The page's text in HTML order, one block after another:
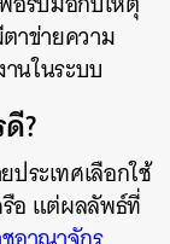
าข่ายความ
นในระบบ
?
ระเทศเลือกใช้
อ แต่ผลลัพธ์ที่